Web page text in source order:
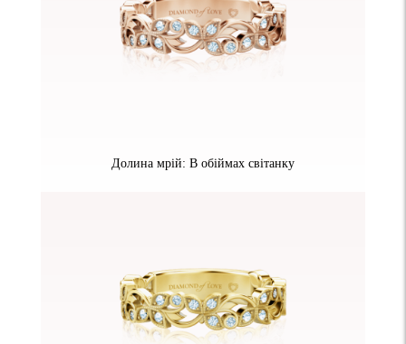
Долина мрій: В обіймах світанку